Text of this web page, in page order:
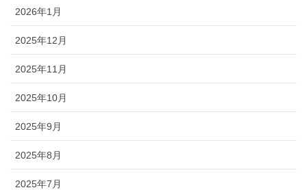
2026年1月
2025年12月
2025年11月
2025年10月
2025年9月
2025年8月
2025年7月